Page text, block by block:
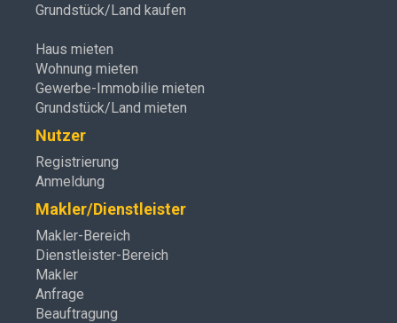
Grundstück/Land kaufen
Haus mieten
Wohnung mieten
Gewerbe-Immobilie mieten
Grundstück/Land mieten
Nutzer
Registrierung
Anmeldung
Makler/Dienstleister
Makler-Bereich
Dienstleister-Bereich
Makler
Anfrage
Beauftragung